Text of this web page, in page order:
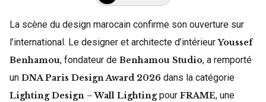
La scène du design marocain confirme son ouverture sur
l’international. Le designer et architecte d’intérieurYoussef
Benhamou, fondateur de Benhamou Studio, a remporté
un DNA Paris Design Award 2026 dans la catégorie
Lighting Design – Wall Lightingpour FRAME, une